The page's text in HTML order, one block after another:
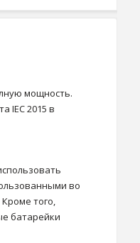
мощность.
IEC 2015 в
во
того,
батарейки